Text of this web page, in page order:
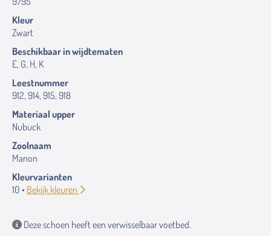
Kleur
Zwart
Beschikbaar in wijdtematen
E, G, H, K
Leestnummer
912, 914, 915, 918
Materiaal upper
Nubuck
Zoolnaam
Manon
Kleurvarianten
10 • Bekijk kleuren
Deze schoen heeft een verwisselbaar voetbed.